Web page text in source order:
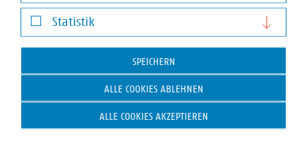
Alexander Neubauer
Senior-Fachgebietsleiter Abfall- und
neubauer(at)vku(dot)de
Schlagworte
Darstellung von YouTube-Videos
Statistik
Statistik
SPEICHERN
ALLE COOKIES ABLEHNEN
ALLE COOKIES AKZEPTIEREN